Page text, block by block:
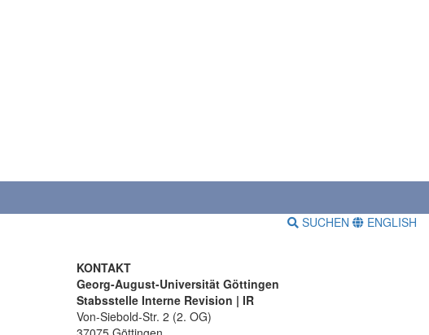
SUCHEN ENGLISH
KONTAKT
Georg-August-Universität Göttingen
Stabsstelle Interne Revision | IR
Von-Siebold-Str. 2 (2. OG)